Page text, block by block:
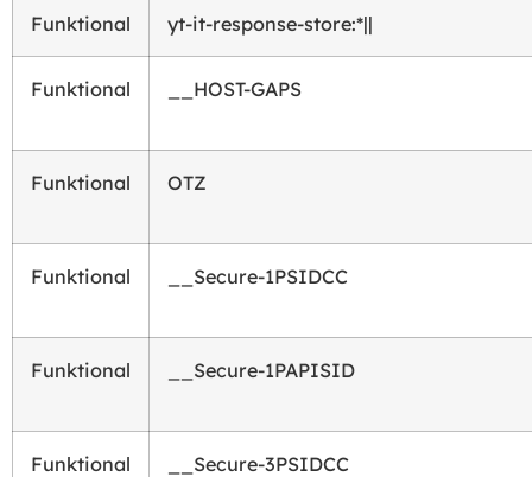
Funktional yt-it-response-store:*||
Funktional __HOST-GAPS
Funktional OTZ
Funktional __Secure-1PSIDCC
Funktional __Secure-1PAPISID
Funktional __Secure-3PSIDCC